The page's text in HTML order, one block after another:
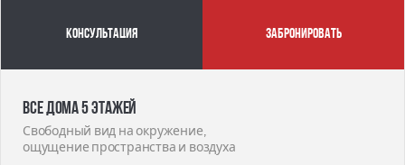
Консультация забронировать
Все дома 5 этажей
Свободный вид на окружение,
ощущение пространства и воздуха